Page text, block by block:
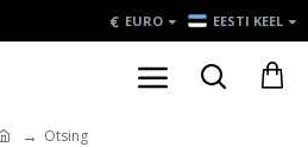
€ EURO EESTI KEEL
Otsing